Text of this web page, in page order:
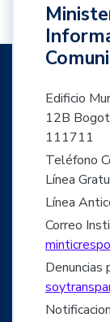
Edificio
12B
111711
Teléfono
Línea
Línea
Correo
Denuncias